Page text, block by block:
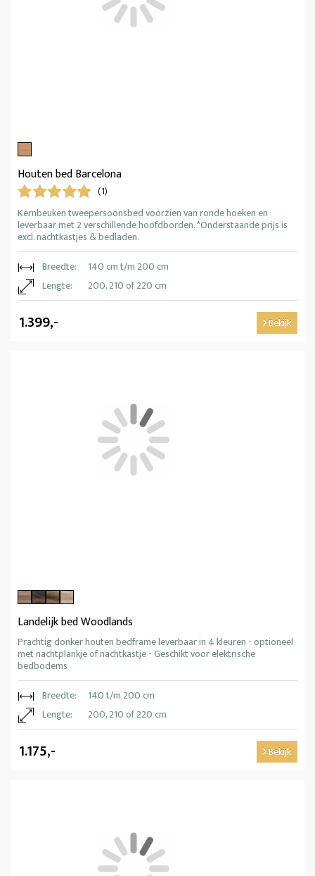
Houten bed Barcelona
(1)
Kernbeuken tweepersoonsbed voorzien van ronde hoeken en
leverbaar met 2 verschillende hoofdborden. *Onderstaande prijs is
excl. nachtkastjes & bedladen.
Breedte:
140 cm t/m 200 cm
Lengte:
200, 210 of 220 cm
1.399,- Bekijk
Landelijk bed Woodlands
Prachtig donker houten bedframe leverbaar in 4 kleuren - optioneel
met nachtplankje of nachtkastje - Geschikt voor elektrische
bedbodems
Breedte:
140 t/m 200 cm
Lengte:
200, 210 of 220 cm
1.175,- Bekijk